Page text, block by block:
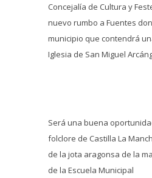
Concejalía de Cultura y
nuevo rumbo a Fuentes
municipio que contendrá
Iglesia de San Miguel
Será una buena
folclore de Castilla La
de la jota aragonsa de la
de la Escuela Municipal